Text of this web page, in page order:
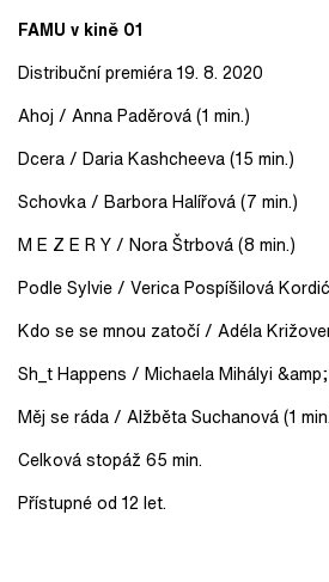
FAMU v kině 01
Distribuční premiéra 19. 8. 2020
Ahoj / Anna Paděrová (1 min.)
Dcera / Daria Kashcheeva (15 min.)
Schovka / Barbora Halířová (7 min.)
M E Z E R Y / Nora Štrbová (8 min.)
Podle Sylvie / Verica Pospíšilová
Kdo se se mnou zatočí / Adéla
Sh_t Happens / Michaela Mihályi
Měj se ráda / Alžběta Suchanová (1
Celková stopáž 65 min.
Přístupné od 12 let.